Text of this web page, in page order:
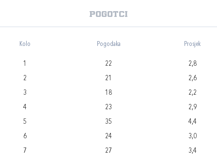
Pogotci
Kolo Pogodaka Prosjek
1 22
2,8
2
21
2,6
3
18
2,2
4
23
2,9
5
35
4,4
6
24
3,0
7
27
3,4